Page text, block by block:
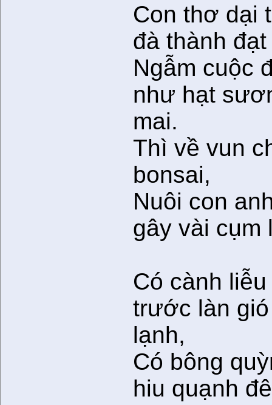
Con thơ dại
đà thành đạt
Ngẫm cuộc
như hạt
mai.
Thì về vun
bonsai,
Nuôi con
gây vài cụm
Có cành liễu
trước làn gió
lạnh,
Có bông
hiu quạnh